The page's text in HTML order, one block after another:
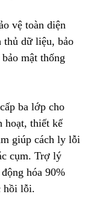
vệ toàn diện
thủ dữ liệu, bảo
mật thống
ba lớp cho
hoạt, thiết kế
giúp cách ly lỗi
cụm. Trợ lý
hóa 90%
hồi lỗi.